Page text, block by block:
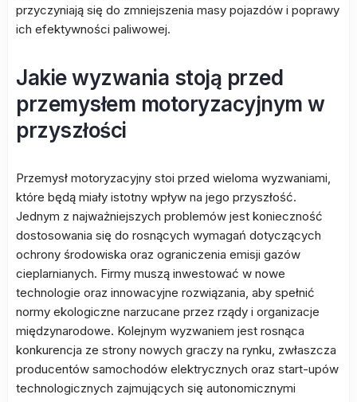
przyczyniają się do zmniejszenia masy pojazdów i poprawy
ich efektywności paliwowej.
Jakie wyzwania stoją przed
przemysłem motoryzacyjnym w
przyszłości
Przemysł motoryzacyjny stoi przed wieloma wyzwaniami,
które będą miały istotny wpływ na jego przyszłość.
Jednym z najważniejszych problemów jest konieczność
dostosowania się do rosnących wymagań dotyczących
ochrony środowiska oraz ograniczenia emisji gazów
cieplarnianych. Firmy muszą inwestować w nowe
technologie oraz innowacyjne rozwiązania, aby spełnić
normy ekologiczne narzucane przez rządy i organizacje
międzynarodowe. Kolejnym wyzwaniem jest rosnąca
konkurencja ze strony nowych graczy na rynku, zwłaszcza
producentów samochodów elektrycznych oraz start-upów
technologicznych zajmujących się autonomicznymi